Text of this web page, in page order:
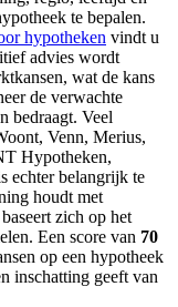
te bepalen.
hypotheken vindt u
advies wordt
wat de kans
de verwachte
bedraagt. Veel
Venn, Merius,
Hypotheken,
echter belangrijk te
houdt met
zich op het
Een score van 70
op een hypotheek
inschatting geeft van